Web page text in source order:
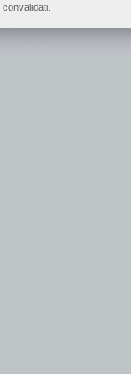
convalidati.